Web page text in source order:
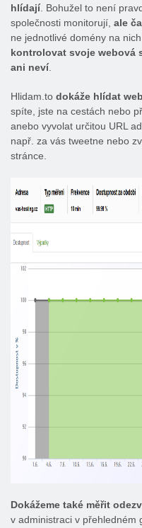
hlídají. Bohužel to není
společnosti monitorují, ale
ne jednotlivé domény na
kontrolovat svoje webová
ani neví.
Hlidam.to dokáže hlídat
spíte, jste na cestách nebo
anebo vyvolat určitou URL
např. za vás tweetne nebo
stránce.
Dokážeme také měřit
v administraci v přehledném